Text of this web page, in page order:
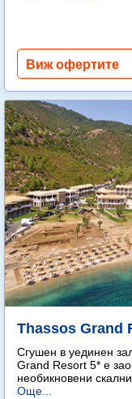
Виж офертите
Thassos Grand
Сгушен в уединен
Grand Resort 5* е
необикновени
Още...